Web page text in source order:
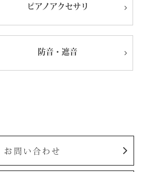
ピアノアクセサリ
防音・遮音
お問い合わせ